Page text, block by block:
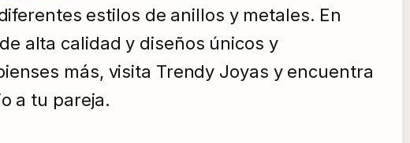
estilos de anillos y metales. En
alta calidad y diseños únicos y
más, visita Trendy Joyas y encuentra
a tu pareja.